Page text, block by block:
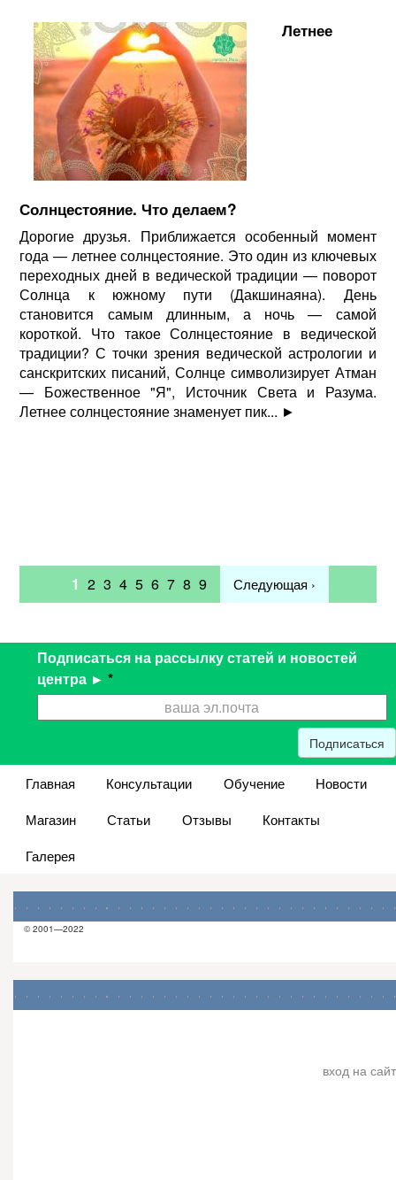
Летнее
Солнцестояние. Что делаем?
Дорогие друзья. Приближается особенный момент
года — летнее солнцестояние. Это один из ключевых
переходных дней в ведической традиции — поворот
Солнца к южному пути (Дакшинаяна). День
становится самым длинным, а ночь — самой
короткой. Что такое Солнцестояние в ведической
традиции? С точки зрения ведической астрологии и
санскритских писаний, Солнце символизирует Атман
— Божественное "Я", Источник Света и Разума.
Летнее солнцестояние знаменует пик... ►
1 2 3 4 5 6 7 8 9 Следующая ›
Подписаться на рассылку статей и новостей
центра ► *
Подписаться
Главная Консультации Обучение
Новости
Магазин
Статьи Отзывы
Контакты
Галерея
© 2001—2022
вход на сайт